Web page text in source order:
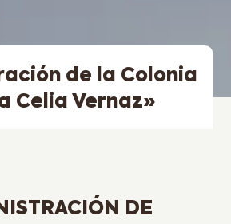
de la Colonia
Celia Vernaz»
DE